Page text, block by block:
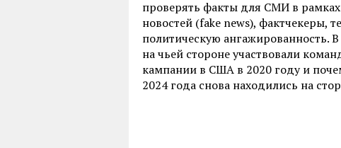
проверять факты для СМИ в
новостей (fake news), фактчекеры,
политическую ангажированность.
на чьей стороне участвовали
кампании в США в 2020 году и
2024 года снова находились на